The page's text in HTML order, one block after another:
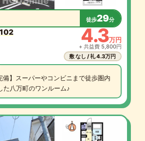
徒歩29分
4.3万円
+ 共益費 5,800円
敷 なし / 礼 4.3万円
備】スーパーやコンビニまで徒歩圏内
八万町のワンルーム♪